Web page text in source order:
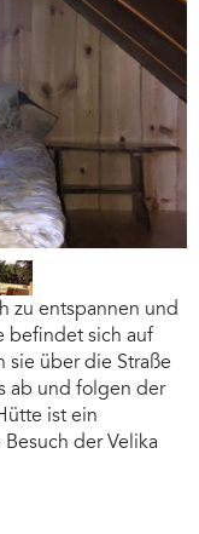
zu entspannen und
befindet sich auf
sie über die Straße
ab und folgen der
ist ein
der Velika